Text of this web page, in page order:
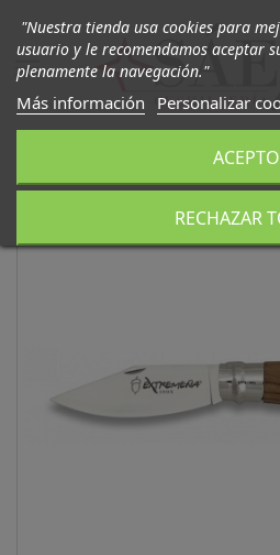

"Nuestra tienda usa cookies para
usuario y le recomendamos aceptar
plenamente la navegación."
Más información Personalizar
RECHAZAR
ACEPTO